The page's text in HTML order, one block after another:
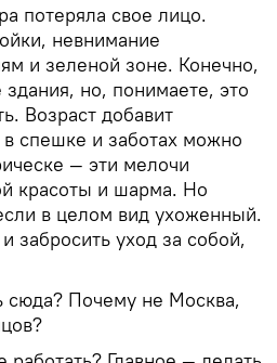
потеряла свое лицо.
невнимание
и зеленой зоне. Конечно,
но, понимаете, это
Возраст добавит
спешке и заботах можно
— эти мелочи
красоты и шарма. Но
в целом вид ухоженный.
забросить уход за собой,
сюда? Почему не Москва,